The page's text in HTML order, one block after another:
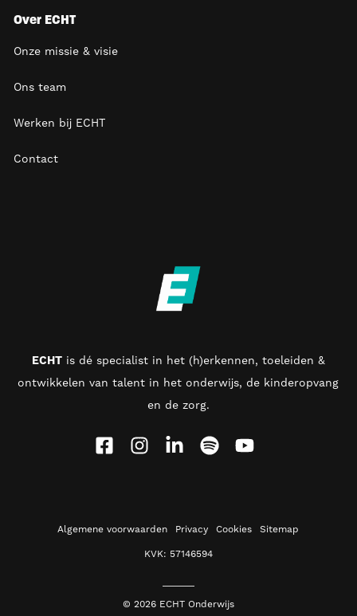
ECHTis dé specialist in het (h)erkennen, toeleiden &
ontwikkelen van talent in het onderwijs, de kinderopvang
en de zorg.
Over ECHT
Onze missie & visie
Ons team
Werken bij ECHT
Contact
© 2026 ECHT Onderwijs
Algemene voorwaarden Privacy Cookies Sitemap
KVK: 57146594